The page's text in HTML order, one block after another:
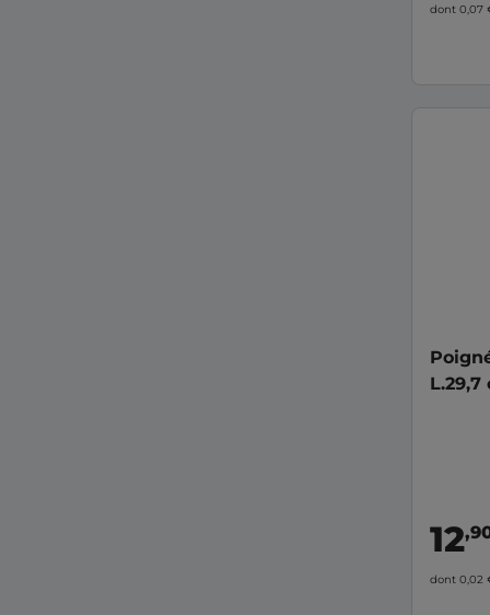
dont 0,07
L.29,7
12
dont 0,02